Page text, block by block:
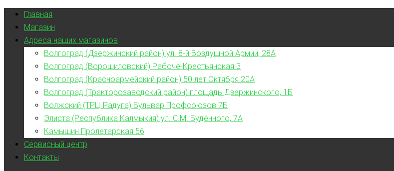
Главная
Магазин
Адреса наших магазинов
Волгоград (Дзержинский район) ул. 8-й Воздушной Армии, 28А
Волгоград (Ворошиловский) Рабоче-Крестьянская 3
Волгоград (Красноармейский район) 50 лет Октября 20А
Волгоград (Тракторозаводский район) площадь Дзержинского, 1Б
Волжский (ТРЦ Радуга) Бульвар Профсоюзов 7Б
Элиста (Республика Калмыкия) ул. С.М. Будённого, 7А
Камышин Пролетарская 56
Сервисный центр
Контакты